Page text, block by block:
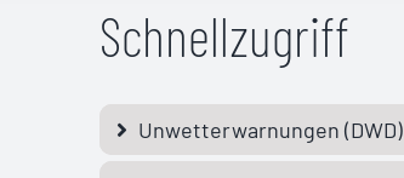
Schnellzugriff
Unwetterwarnungen (DWD)